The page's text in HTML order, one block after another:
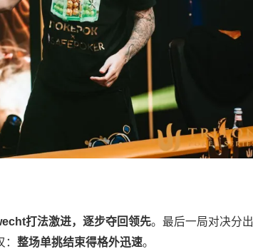
打法激进，逐步夺回领先。最后一局对决分出
整场单挑结束得格外迅速。